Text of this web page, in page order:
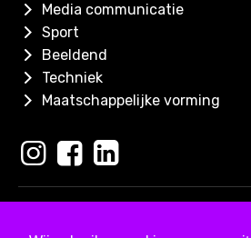
Media communicatie
Sport
Beeldend
Techniek
Maatschappelijke vorming